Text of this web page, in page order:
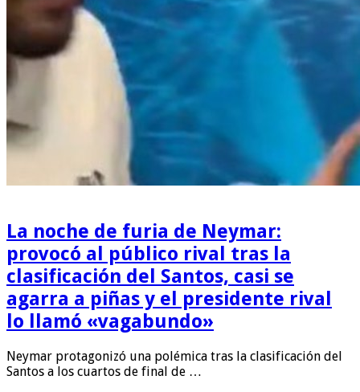
La noche de furia de Neymar:
provocó al público rival tras la
clasificación del Santos, casi se
agarra a piñas y el presidente rival
lo llamó «vagabundo»
Neymar protagonizó una polémica tras la clasificación del
Santos a los cuartos de final de …